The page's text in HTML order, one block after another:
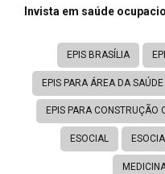
Invista em saúde
EPIS BRASÍLIA
EPIS PARA ÁREA DA SAÚDE
EPIS PARA CONSTRUÇÃO
ESOCIAL